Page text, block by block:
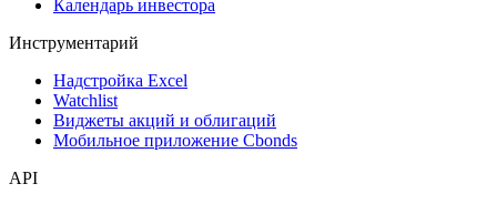
Календарь инвестора
Инструментарий
Надстройка Excel
Watchlist
Виджеты акций и облигаций
Мобильное приложение Cbonds
API